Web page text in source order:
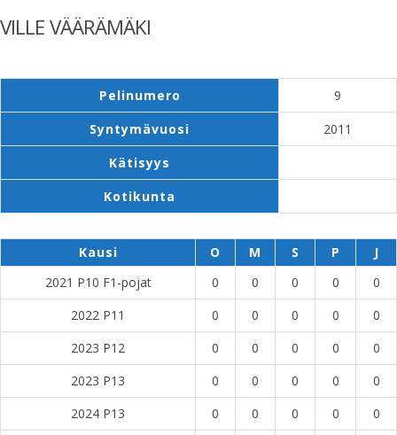
VILLE VÄÄRÄMÄKI
Pelinumero
9
Syntymävuosi
2011
Kätisyys
Kotikunta
Kausi O M S P
J
2021 P10 F1-pojat
0 0 0 0
0
2022 P11
0 0 0 0
0
2023 P12
0 0 0 0
0
2023 P13
0 0 0 0
0
2024 P13
0 0 0 0
0